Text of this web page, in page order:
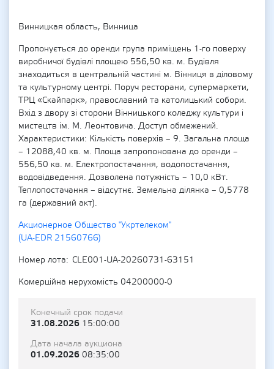
Винницкая область, Винница
Пропонується до оренди група приміщень 1-го поверху
виробничої будівлі площею 556,50 кв. м. Будівля
знаходиться в центральній частині м. Вінниця в діловому
та культурному центрі. Поруч ресторани, супермаркети,
ТРЦ «Скайпарк», православний та католицький собори.
Вхід з двору зі сторони Вінницького коледжу культури і
мистецтв ім. М. Леонтовича. Доступ обмежений.
Характеристики: Кількість поверхів – 9. Загальна площа
– 12088,40 кв. м. Площа запропонована до оренди –
556,50 кв. м. Електропостачання, водопостачання,
водовідведення. Дозволена потужність – 10,0 кВт.
Теплопостачання – відсутнє. Земельна ділянка – 0,5778
га (державний акт).
Акционерное Общество "Укртелеком"
(UA-EDR 21560766)
Номер лота
CLE001-UA-20260731-63151
Комерційна нерухомість 04200000-0
Конечный срок подачи
31.08.2026 15:00:00
Дата начала аукциона
01.09.2026 08:35:00